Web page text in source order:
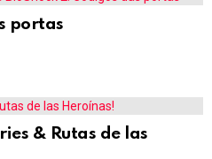
portas
& Rutas de las